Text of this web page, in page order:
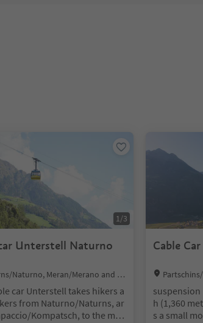
1/3
Unterstell Naturno
Naturno, Meran/Merano and en
car Unterstell takes hikers a
from Naturno/Naturns, ar
Kompatsch, to the mou
Cable
Location:
suspension
h (1,360
s a small